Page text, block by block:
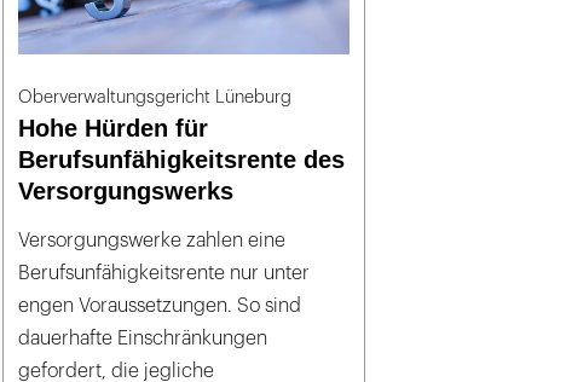
Oberverwaltungsgericht Lüneburg
Hohe Hürden für
Berufsunfähigkeitsrente des
Versorgungswerks
Versorgungswerke zahlen eine
Berufsunfähigkeitsrente nur unter
engen Voraussetzungen. So sind
dauerhafte Einschränkungen
gefordert, die jegliche